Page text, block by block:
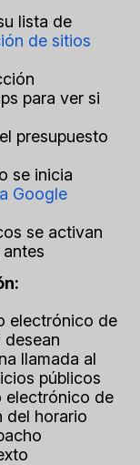
lista de
de sitios
para ver si
presupuesto
se inicia
Google
se activan
electrónico de
llamada al
públicos
electrónico de
del horario